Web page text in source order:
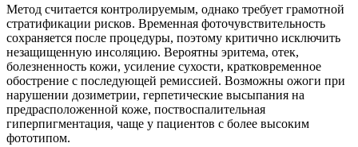
Метод считается контролируемым, однако требует грамотной
стратификации рисков. Временная фоточувствительность
сохраняется после процедуры, поэтому критично исключить
незащищенную инсоляцию. Вероятны эритема, отек,
болезненность кожи, усиление сухости, кратковременное
обострение с последующей ремиссией. Возможны ожоги при
нарушении дозиметрии, герпетические высыпания на
предрасположенной коже, поствоспалительная
гиперпигментация, чаще у пациентов с более высоким
фототипом.